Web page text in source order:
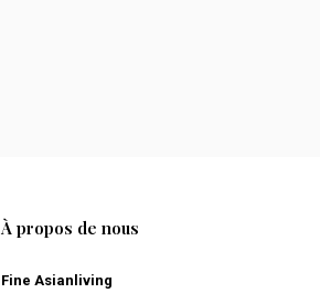
À propos de nous
Fine Asianliving